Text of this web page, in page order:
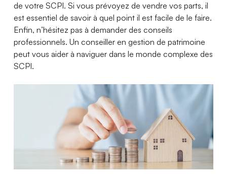
de votre SCPI. Si vous prévoyez de vendre vos parts, il
est essentiel de savoir à quel point il est facile de le faire.
Enfin, n’hésitez pas à demander des conseils
professionnels. Un conseiller en gestion de patrimoine
peut vous aider à naviguer dans le monde complexe des
SCPI.